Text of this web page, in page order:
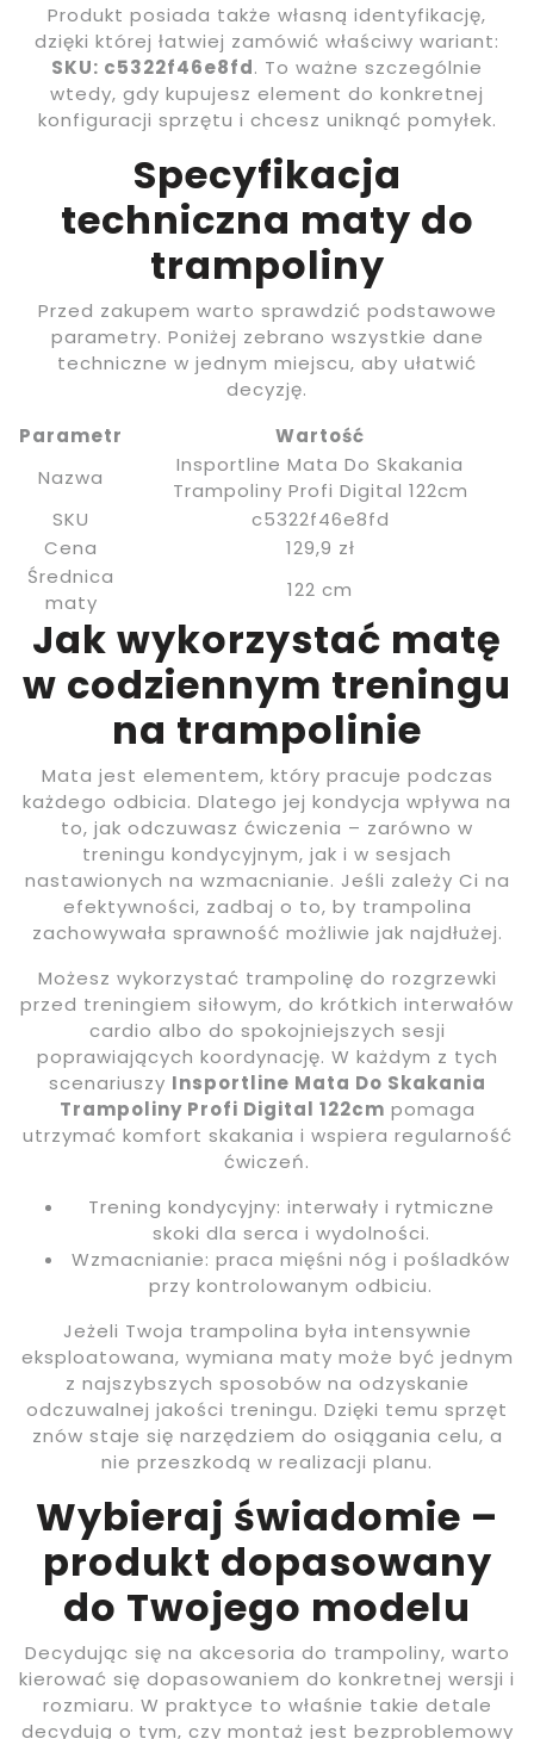
Produkt posiada także własną identyfikację,
dzięki której łatwiej zamówić właściwy wariant:
SKU: c5322f46e8fd. To ważne szczególnie
wtedy, gdy kupujesz element do konkretnej
konfiguracji sprzętu i chcesz uniknąć pomyłek.
Specyfikacja
techniczna maty do
trampoliny
Przed zakupem warto sprawdzić podstawowe
parametry. Poniżej zebrano wszystkie dane
techniczne w jednym miejscu, aby ułatwić
decyzję.
Parametr
Wartość
Nazwa
Insportline Mata Do Skakania
Trampoliny Profi Digital 122cm
SKU
c5322f46e8fd
Cena
129,9 zł
Średnica
maty
122 cm
Jak wykorzystać matę
w codziennym treningu
na trampolinie
Mata jest elementem, który pracuje podczas
każdego odbicia. Dlatego jej kondycja wpływa na
to, jak odczuwasz ćwiczenia – zarówno w
treningu kondycyjnym, jak i w sesjach
nastawionych na wzmacnianie. Jeśli zależy Ci na
efektywności, zadbaj o to, by trampolina
zachowywała sprawność możliwie jak najdłużej.
Możesz wykorzystać trampolinę do rozgrzewki
przed treningiem siłowym, do krótkich interwałów
cardio albo do spokojniejszych sesji
poprawiających koordynację. W każdym z tych
scenariuszy Insportline Mata Do Skakania
Trampoliny Profi Digital 122cm pomaga
utrzymać komfort skakania i wspiera regularność
ćwiczeń.
Trening kondycyjny: interwały i rytmiczne
skoki dla serca i wydolności.
Wzmacnianie: praca mięśni nóg i pośladków
przy kontrolowanym odbiciu.
Jeżeli Twoja trampolina była intensywnie
eksploatowana, wymiana maty może być jednym
z najszybszych sposobów na odzyskanie
odczuwalnej jakości treningu. Dzięki temu sprzęt
znów staje się narzędziem do osiągania celu, a
nie przeszkodą w realizacji planu.
Wybieraj świadomie –
produkt dopasowany
do Twojego modelu
Decydując się na akcesoria do trampoliny, warto
kierować się dopasowaniem do konkretnej wersji i
rozmiaru. W praktyce to właśnie takie detale
decydują o tym, czy montaż jest bezproblemowy